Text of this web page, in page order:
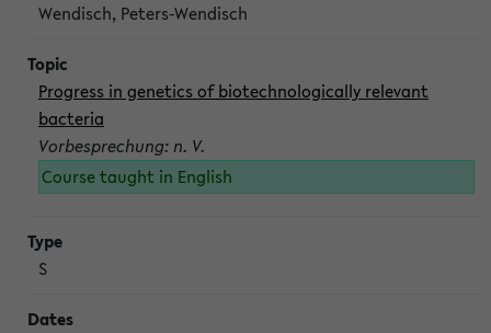
Wendisch, Peters-Wendisch
Progress in genetics of biotechnologically relevant
bacteria
Vorbesprechung: n. V.
Course taught in English
S